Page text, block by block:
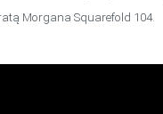
Morgana Squarefold 104.